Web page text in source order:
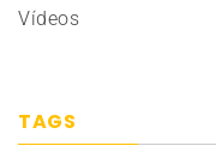
Vídeos
TAGS